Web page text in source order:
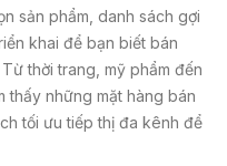
sản phẩm, danh sách gợi
khai để bạn biết bán
thời trang, mỹ phẩm đến
thấy những mặt hàng bán
tối ưu tiếp thị đa kênh để